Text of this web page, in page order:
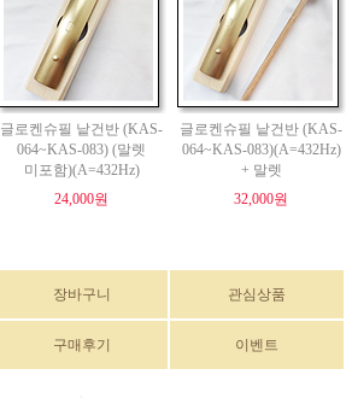
글로켄슈필 낱건반 (KAS-
064~KAS-083) (말렛
미포함)(A=432Hz)
24,000원
글로켄슈필 낱건반 (KAS-
064~KAS-083)(A=432Hz)
+ 말렛
32,000원
장바구니 관심상품
구매후기 이벤트